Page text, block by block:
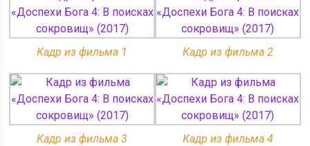
Кадр из фильма 1 Кадр из фильма 2
Кадр из фильма 3 Кадр из фильма 4